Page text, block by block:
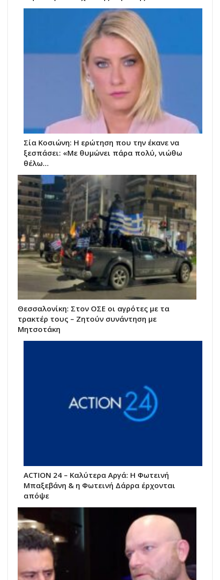
Σία Κοσιώνη: Η ερώτηση που την έκανε να
ξεσπάσει: «Με θυμώνει πάρα πολύ, νιώθω
θέλω…
Θεσσαλονίκη: Στον ΟΣΕ οι αγρότες με τα
τρακτέρ τους – Ζητούν συνάντηση με
Μητσοτάκη
ACTION 24 – Καλύτερα Αργά: Η Φωτεινή
Μπαξεβάνη & η Φωτεινή Δάρρα έρχονται
απόψε